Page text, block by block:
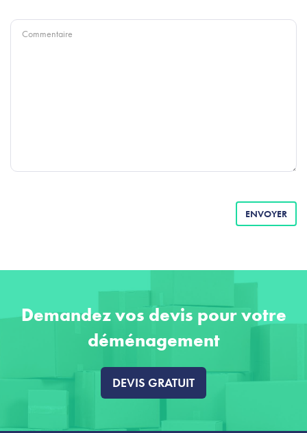
Commentaire
ENVOYER
Demandez vos devis pour votre
déménagement
DEVIS GRATUIT